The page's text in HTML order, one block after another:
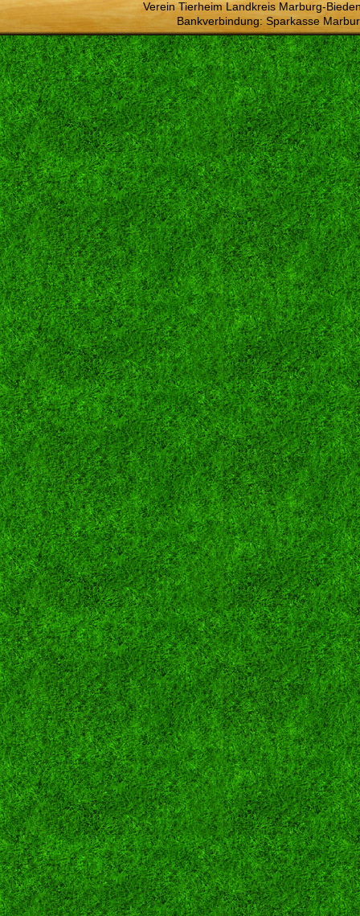
Verein Tierheim Landkreis Marburg-
Bankverbindung: Sparkasse